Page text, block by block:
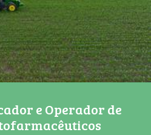
e Operador de